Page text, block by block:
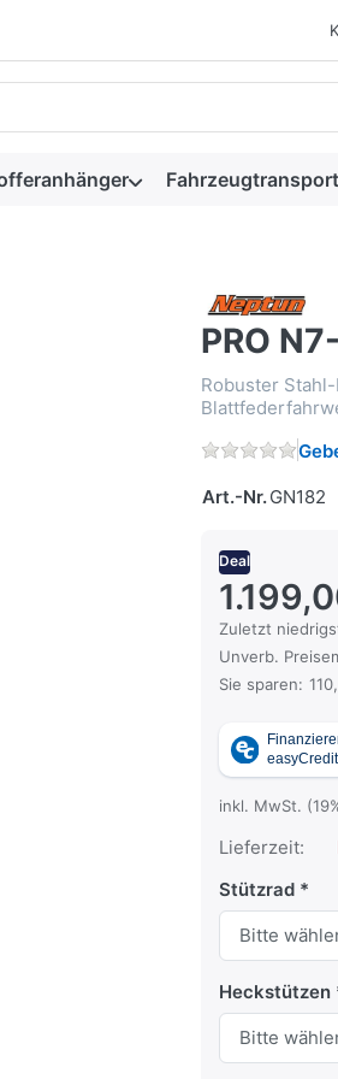
Sie tippen, erscheinen
PRO
Robuster
Art.-Nr.GN182
Deal
Zuletzt
Es handelt
Unverb.
Die UVP ist
Sie sparen:
inkl. MwSt.
Lieferzeit:
Stützrad
Heckstützen